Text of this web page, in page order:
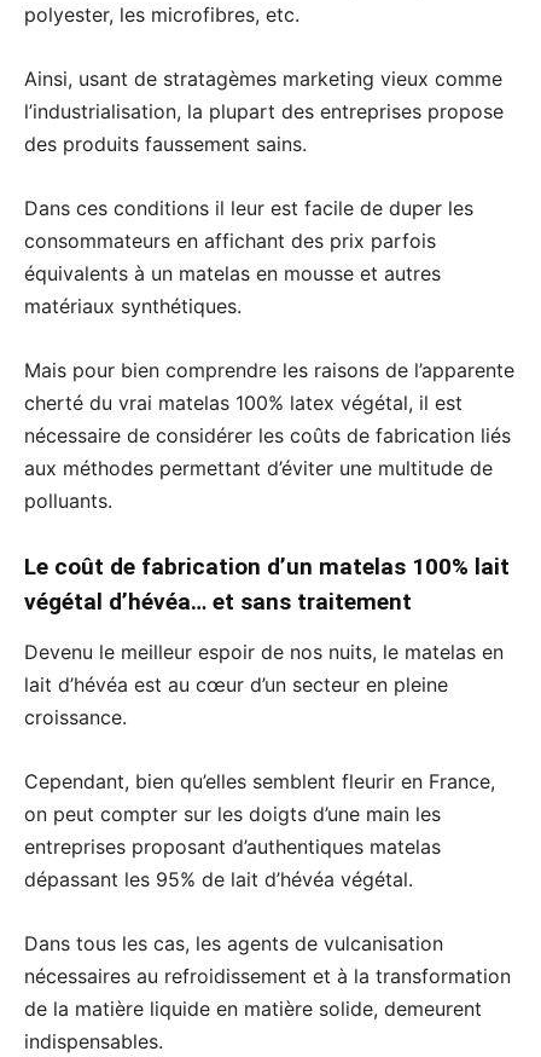
polyester, les microfibres, etc.
Ainsi, usant de stratagèmes marketing vieux comme
l’industrialisation, la plupart des entreprises propose
des produits faussement sains.
Dans ces conditions il leur est facile de duper les
consommateurs en affichant des prix parfois
équivalents à un matelas en mousse et autres
matériaux synthétiques.
Mais pour bien comprendre les raisons de l’apparente
cherté du vrai matelas 100% latex végétal, il est
nécessaire de considérer les coûts de fabrication liés
aux méthodes permettant d’éviter une multitude de
polluants.
Le coût de fabrication d’un matelas 100% lait
végétal d’hévéa… et sans traitement
Devenu le meilleur espoir de nos nuits, le matelas en
lait d’hévéa est au cœur d’un secteur en pleine
croissance.
Cependant, bien qu’elles semblent fleurir en France,
on peut compter sur les doigts d’une main les
entreprises proposant d’authentiques matelas
dépassant les 95% de lait d’hévéa végétal.
Dans tous les cas, les agents de vulcanisation
nécessaires au refroidissement et à la transformation
de la matière liquide en matière solide, demeurent
indispensables.